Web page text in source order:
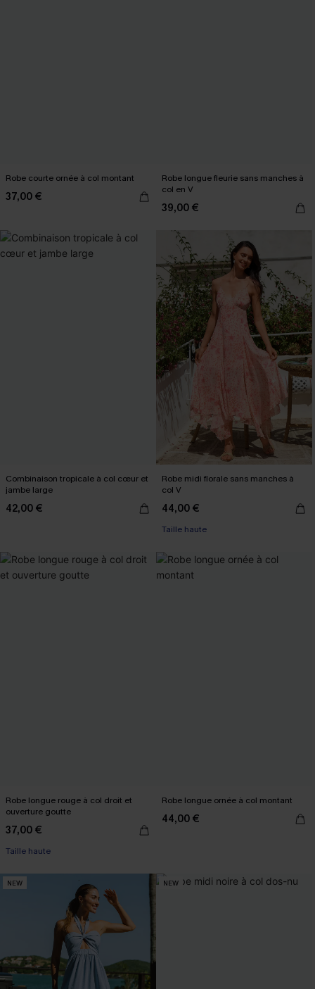
Robe courte ornée à col montant
37,00 €
Robe longue fleurie sans manches à
col en V
39,00 €
Combinaison tropicale à col cœur et
jambe large
42,00 €
Robe midi florale sans manches à
col V
44,00 €
Taille haute
Robe longue rouge à col droit et
ouverture goutte
37,00 €
Taille haute
Robe longue ornée à col montant
44,00 €
NEW NEW